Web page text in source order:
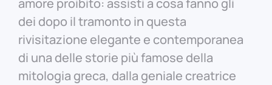
amore proibito: assisti a cosa fanno gli
dei dopo il tramonto in questa
rivisitazione elegante e contemporanea
di una delle storie più famose della
mitologia greca, dalla geniale creatrice